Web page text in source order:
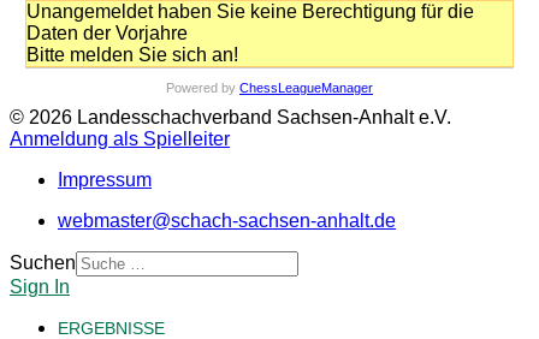
Unangemeldet haben Sie keine Berechtigung für die
Daten der Vorjahre
Bitte melden Sie sich an!
Powered by ChessLeagueManager
© 2026 Landesschachverband Sachsen-Anhalt e.V.
Anmeldung als Spielleiter
Impressum
webmaster@schach-sachsen-anhalt.de
Suchen
Sign In
ERGEBNISSE